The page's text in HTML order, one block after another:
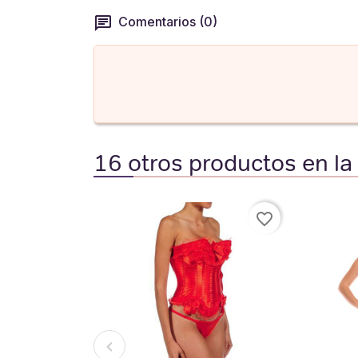
Comentarios (0)
16 otros productos en
favorite_border